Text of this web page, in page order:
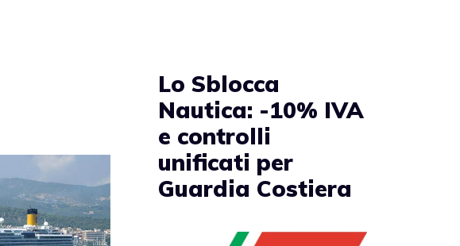
Lo Sblocca
Nautica: -10% IVA
e controlli
unificati per
Guardia Costiera